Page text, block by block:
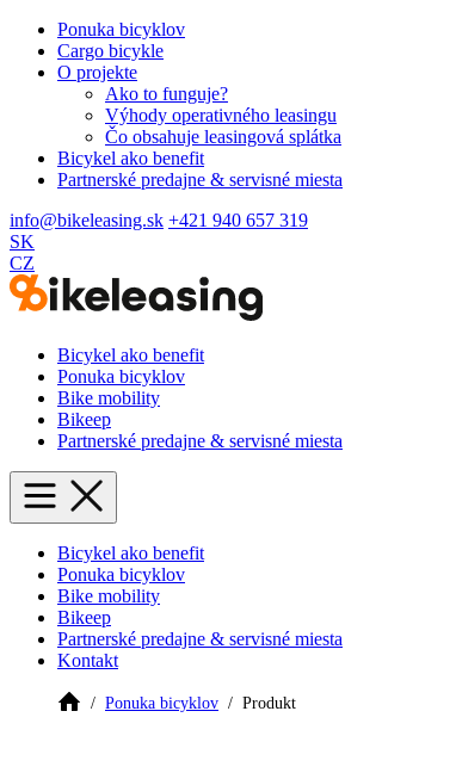
Ponuka bicyklov
Cargo bicykle
O projekte
Ako to funguje?
Výhody operativného leasingu
Čo obsahuje leasingová splátka
Bicykel ako benefit
Partnerské predajne & servisné miesta
info@bikeleasing.sk +421 940 657 319
SK
CZ
Bicykel ako benefit
Ponuka bicyklov
Bike mobility
Bikeep
Partnerské predajne & servisné miesta
Bicykel ako benefit
Ponuka bicyklov
Bike mobility
Bikeep
Partnerské predajne & servisné miesta
Kontakt
Ponuka bicyklov Produkt